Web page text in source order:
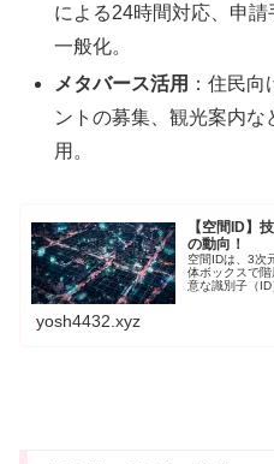
による24時間対応、申
一般化。
メタバース活用 ：住民
ントの募集、観光案内な
用。
【空間ID】
の動向！
空間IDは、3次
体ボックスで
意な識別子（ID
デマンド交通
ィ運営まで、
yosh4432.xyz